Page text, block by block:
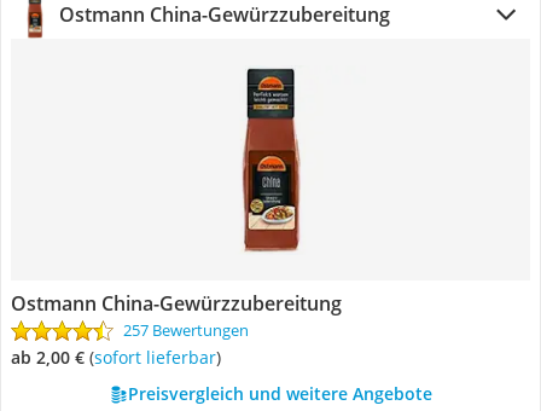
Ostmann China-Gewürzzubereitung
Ostmann China-Gewürzzubereitung
257 Bewertungen
ab 2,00 € ( Sofort lieferbar)
Preisvergleich und weitere Angebote